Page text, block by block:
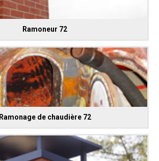
Ramoneur 72
Ramonage de chaudière 72